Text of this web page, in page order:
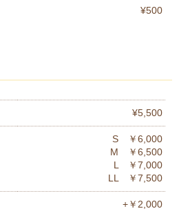
¥500
¥5,500
S ￥6,000
M ￥6,500
L ￥7,000
LL ￥7,500
+￥2,000